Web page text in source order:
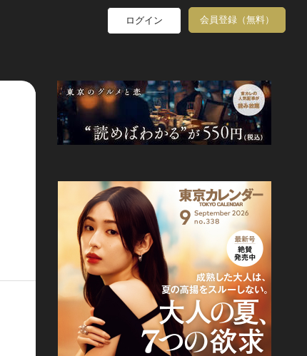
ログイン 会員登録（無料）